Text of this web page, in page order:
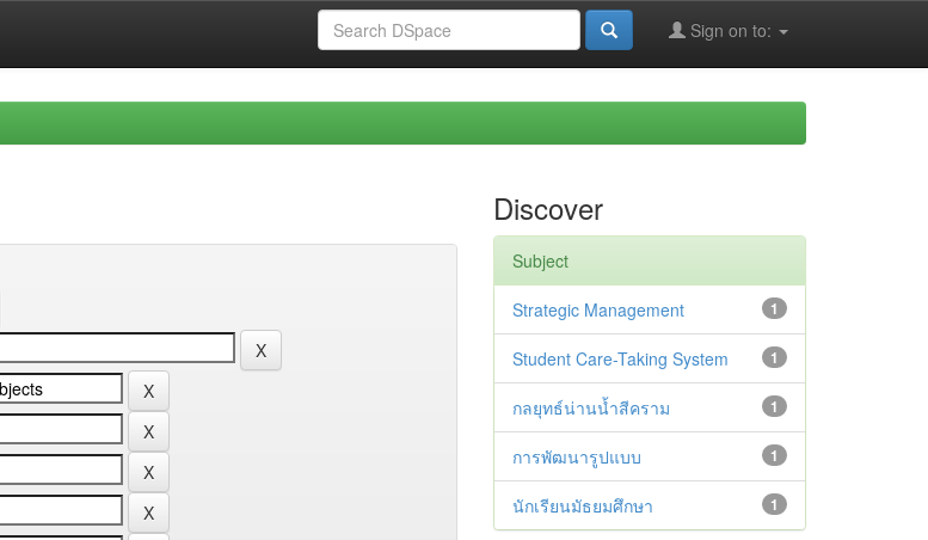
Sign on to:
Discover
Subject
1
Strategic Management
1
Student Care-Taking System
1
กลยุทธ์น่านน้ำสีคราม
1
การพัฒนารูปแบบ
1
นักเรียนมัธยมศึกษา